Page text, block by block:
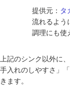
提供元： タ
流れるよう
調理にも使
上記のシンク以外に
手入れのしやすさ」
きます。